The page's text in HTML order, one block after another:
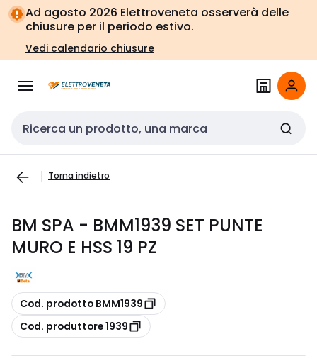
Vai alla
navigazione
Vai
alla
pagina
Ad agosto 2026 Elettroveneta osserverà delle
chiusure per il periodo estivo.
Vedi calendario chiusure
Cerca input
Torna indietro
BM SPA - BMM1939 SET PUNTE
MURO E HSS 19 PZ
copia
Cod. prodotto BMM1939
copia
Cod. produttore 1939